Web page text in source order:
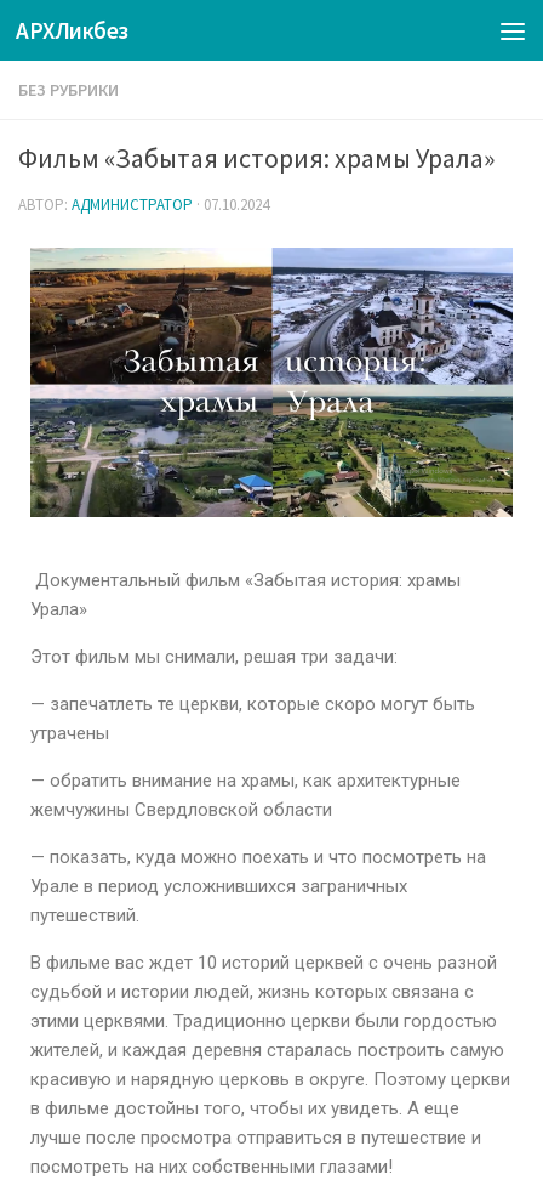
АРХЛикбез
БЕЗ РУБРИКИ
Фильм «Забытая история: храмы Урала»
АВТОР: АДМИНИСТРАТОР · 07.10.2024
Документальный фильм «Забытая история: храмы
Урала»
Этот фильм мы снимали, решая три задачи:
— запечатлеть те церкви, которые скоро могут быть
утрачены
— обратить внимание на храмы, как архитектурные
жемчужины Свердловской области
— показать, куда можно поехать и что посмотреть на
Урале в период усложнившихся заграничных
путешествий.
В фильме вас ждет 10 историй церквей с очень разной
судьбой и истории людей, жизнь которых связана с
этими церквями. Традиционно церкви были гордостью
жителей, и каждая деревня старалась построить самую
красивую и нарядную церковь в округе. Поэтому церкви
в фильме достойны того, чтобы их увидеть. А еще
лучше после просмотра отправиться в путешествие и
посмотреть на них собственными глазами!